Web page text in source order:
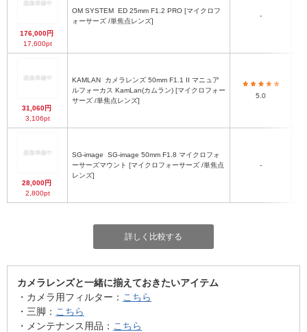
176,000円
17,600pt
OM SYSTEM
ォーサーズ /単焦点レンズ]
-
31,060円
3,106pt
KAMLAN
ルフォーカス KamLan(カムラン) [マイクロフォー
サーズ /単焦点レンズ]
5.0
28,000円
2,800pt
SG-image
ーサーズマウント [マイクロフォーサーズ /単焦点
レンズ]
-
詳しく比較する
カメラレンズと一緒に揃えておきたいアイテム
・カメラ用フィルター： こちら
・三脚： こちら
・メンテナンス用品： こちら